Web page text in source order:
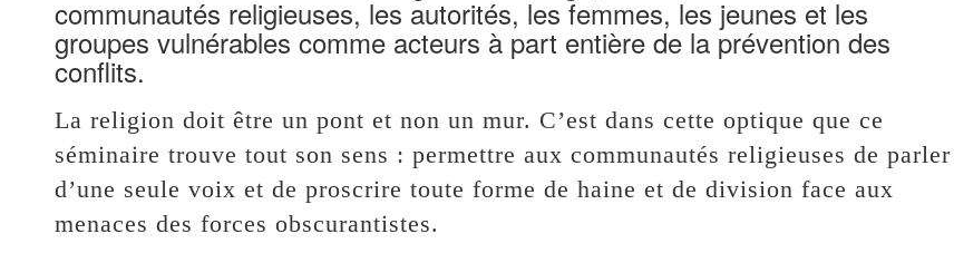
communautés religieuses, les autorités, les femmes, les jeunes et les
groupes vulnérables comme acteurs à part entière de la prévention des
conflits.
La religion doit être un pont et non un mur. C’est dans cette optique que ce
séminaire trouve tout son sens : permettre aux communautés religieuses de parler
d’une seule voix et de proscrire toute forme de haine et de division face aux
menaces des forces obscurantistes.